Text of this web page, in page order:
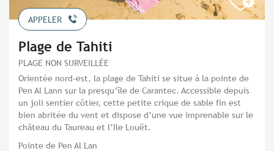
APPELER
Plage de Tahiti
PLAGE NON SURVEILLÉE
Orientée nord-est, la plage de Tahiti se situe à la pointe de
Pen Al Lann sur la presqu’île de Carantec. Accessible depuis
un joli sentier côtier, cette petite crique de sable fin est
bien abritée du vent et dispose d’une vue imprenable sur le
château du Taureau et l’Ile Louët.
Pointe de Pen Al Lan